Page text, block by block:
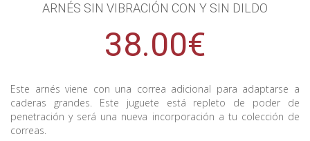
ARNÉS SIN VIBRACIÓN CON Y SIN DILDO
38.00€
Este arnés viene con una correa adicional para adaptarse a
caderas grandes. Este juguete está repleto de poder de
penetración y será una nueva incorporación a tu colección de
correas.